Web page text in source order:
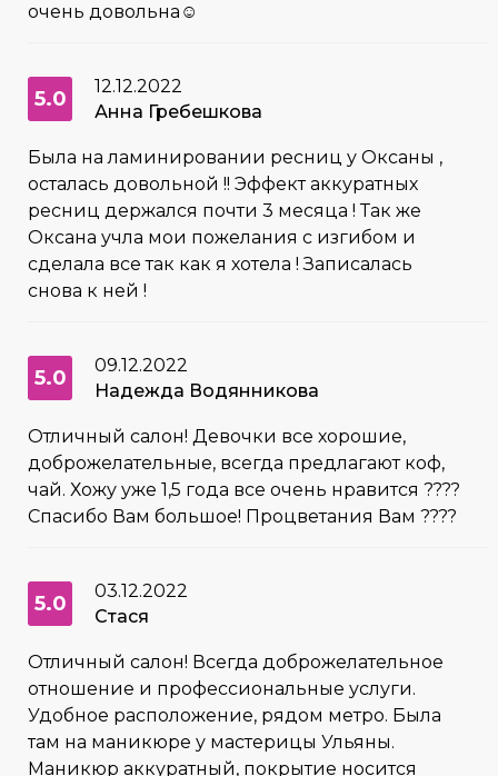
очень довольна☺
5.0
12.12.2022
Анна Гребешкова
Была на ламинировании ресниц у Оксаны ,
осталась довольной !! Эффект аккуратных
ресниц держался почти 3 месяца ! Так же
Оксана учла мои пожелания с изгибом и
сделала все так как я хотела ! Записалась
снова к ней !
5.0
09.12.2022
Надежда Водянникова
Отличный салон! Девочки все хорошие,
доброжелательные, всегда предлагают коф,
чай. Хожу уже 1,5 года все очень нравится ????
Спасибо Вам большое! Процветания Вам ????
5.0
03.12.2022
Стася
Отличный салон! Всегда доброжелательное
отношение и профессиональные услуги.
Удобное расположение, рядом метро. Была
там на маникюре у мастерицы Ульяны.
Маникюр аккуратный, покрытие носится